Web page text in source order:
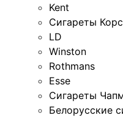
Kent
Сигареты
LD
Winston
Rothmans
Esse
Сигареты
Белорусские